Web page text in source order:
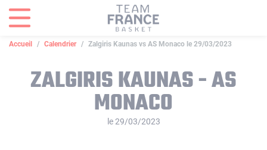
Accueil Calendrier Zalgiris Kaunas vs AS Monaco le 29/03/2023
ZALGIRIS KAUNAS - AS
MONACO
le 29/03/2023
Panneau de gestion des cookies